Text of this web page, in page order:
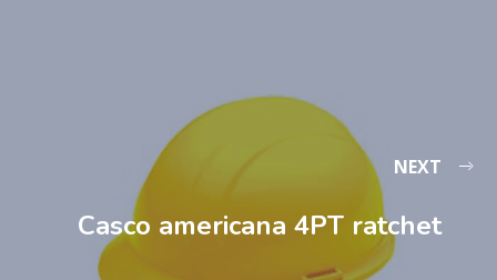
NEXT
Casco americana 4PT ratchet